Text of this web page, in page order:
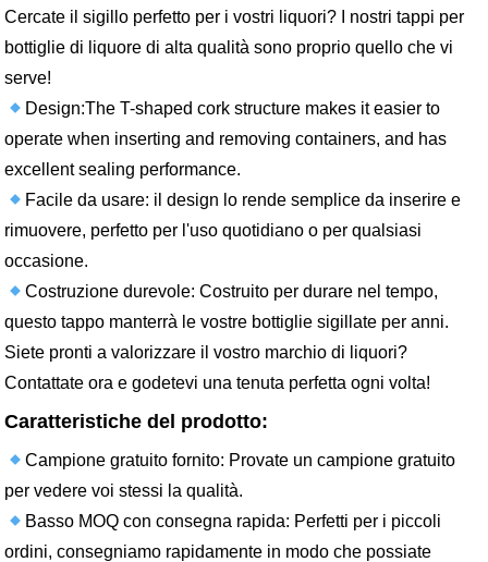
Cercate il sigillo perfetto per i vostri liquori? I nostri tappi per
bottiglie di liquore di alta qualità sono proprio quello che vi
serve!
Design:The T-shaped cork structure makes it easier to
operate when inserting and removing containers, and has
excellent sealing performance.
Facile da usare: il design lo rende semplice da inserire e
rimuovere, perfetto per l'uso quotidiano o per qualsiasi
occasione.
Costruzione durevole: Costruito per durare nel tempo,
questo tappo manterrà le vostre bottiglie sigillate per anni.
Siete pronti a valorizzare il vostro marchio di liquori?
Contattate ora e godetevi una tenuta perfetta ogni volta!
Caratteristiche del prodotto:
Campione gratuito fornito: Provate un campione gratuito
per vedere voi stessi la qualità.
Basso MOQ con consegna rapida: Perfetti per i piccoli
ordini, consegniamo rapidamente in modo che possiate